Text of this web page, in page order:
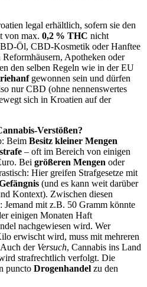
legal erhältlich, sofern sie den
von max. 0,2 % THC nicht
Öl, CBD-Kosmetik oder Hanftee
Apotheken oder
den selben Regeln wie in der EU
gewonnen sein und dürfen
nur CBD (ohne nennenswertes
sich in Kroatien auf der
Verstößen?
Beim Besitz kleiner Mengen
– oft im Bereich von einigen
Bei größeren Mengen oder
Hier greifen Strafgesetze mit
(und es kann weit darüber
Kontext). Zwischen diesen
Jemand mit z.B. 50 Gramm könnte
einigen Monaten Haft
nachgewiesen wird. Wer
erwischt wird, muss mit mehreren
der Versuch, Cannabis ins Land
strafrechtlich verfolgt. Die
puncto Drogenhandel zu den